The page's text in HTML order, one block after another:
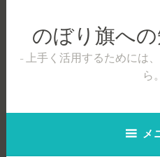
ス
のぼり旗へ
上手く活用するためには
ら。
メ